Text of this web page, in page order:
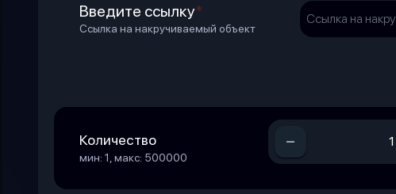
Введите ссылку*
Ссылка на накручиваемый объект
Количество
мин: 1, макс: 500000
-